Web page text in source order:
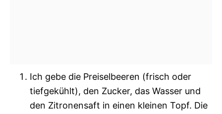
Ich gebe die Preiselbeeren (frisch oder
tiefgekühlt), den Zucker, das Wasser und
den Zitronensaft in einen kleinen Topf. Die